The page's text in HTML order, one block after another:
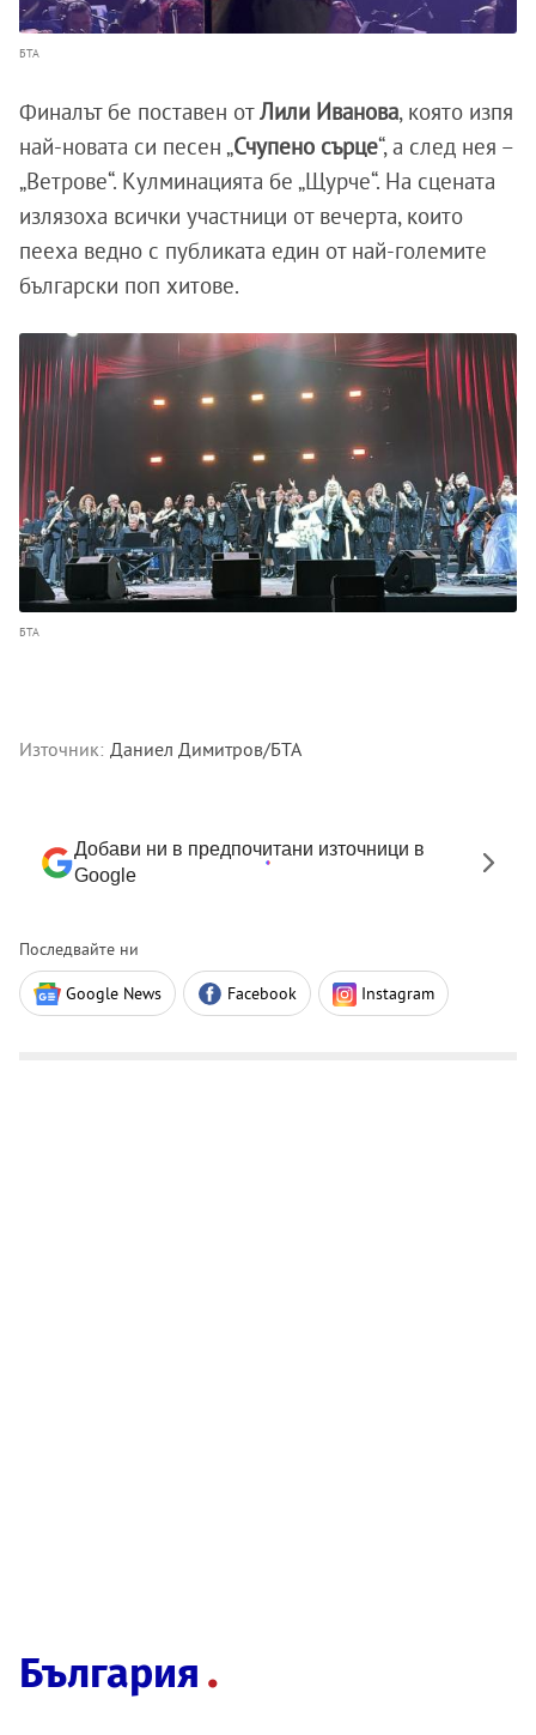
БТА
Финалът бе поставен отЛили Иванова, която изпя
най-новата си песен „Счупено сърце“, а след нея –
„Ветрове“. Кулминацията бе „Щурче“. На сцената
излязоха всички участници от вечерта, които
пееха ведно с публиката един от най-големите
български поп хитове.
БТА
Източник: Даниел Димитров/БТА
Добави ни в предпочитани източници в
Google
Последвайте ни
Google News Facebook Instagram
България